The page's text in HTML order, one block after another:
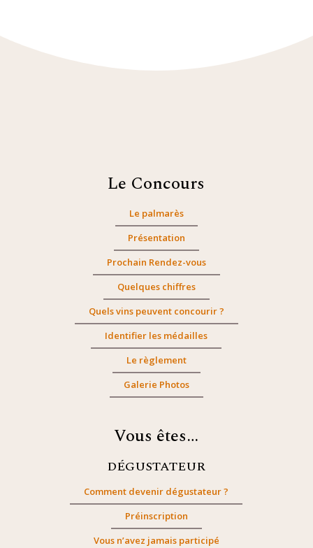
Le Concours
Le palmarès
Présentation
Prochain Rendez-vous
Quelques chiffres
Quels vins peuvent concourir ?
Identifier les médailles
Le règlement
Galerie Photos
Vous êtes…
DÉGUSTATEUR
Comment devenir dégustateur ?
Préinscription
Vous n’avez jamais participé